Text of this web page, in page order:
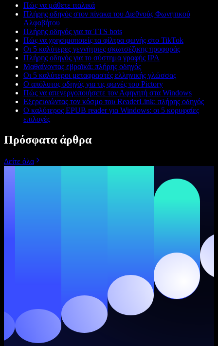
Πώς να μάθετε ιταλικά
Πλήρης οδηγός στον πίνακα του Διεθνούς Φωνητικού
Αλφαβήτου
Πλήρης οδηγός για τα TTS bots
Πώς να χρησιμοποιείς τα φίλτρα φωνής στο TikTok
Οι 5 καλύτερες γεννήτριες σκωτσέζικης προφοράς
Πλήρης οδηγός για το σύστημα γραφής IPA
Μαθαίνοντας εβραϊκά: πλήρης οδηγός
Οι 5 καλύτεροι μεταφραστές ελληνικής γλώσσας
Ο απόλυτος οδηγός για τις φωνές του Pictory
Πώς να απενεργοποιήσετε τον Αφηγητή στα Windows
Εξερευνώντας τον κόσμο του ReaderLink: πλήρης οδηγός
Ο καλύτερος EPUB reader για Windows: οι 5 κορυφαίες
επιλογές
Πρόσφατα άρθρα
Δείτε όλα